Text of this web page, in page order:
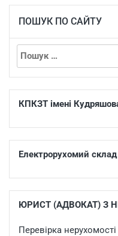
ПОШУК ПО САЙТУ
КПКЗТ імені
Електрорухомий
ЮРИСТ (АДВОКАТ) З
Перевірка